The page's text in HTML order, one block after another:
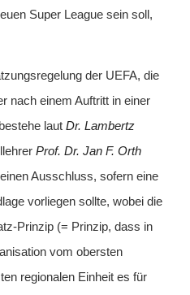
Super League sein soll,
der UEFA, die
nach einem Auftritt in einer
laut Dr. Lambertz
Prof. Dr. Jan F. Orth
Ausschluss, sofern eine
vorliegen sollte, wobei die
Prinzip (= Prinzip, dass in
vom obersten
regionalen Einheit es für